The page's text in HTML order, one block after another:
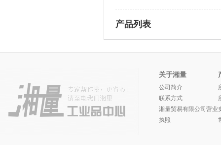
产品列表
关于湘量
公司简介
联系方式
湘量贸易有限公司营业
执照